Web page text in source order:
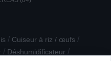
/ Cuiseur à riz / œufs /
/ Déshumidificateur /